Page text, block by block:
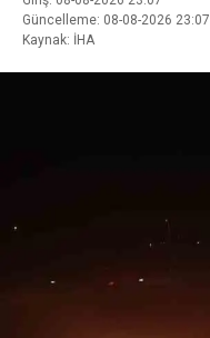
Güncelleme: 08-08-2026 23:07
Kaynak: İHA